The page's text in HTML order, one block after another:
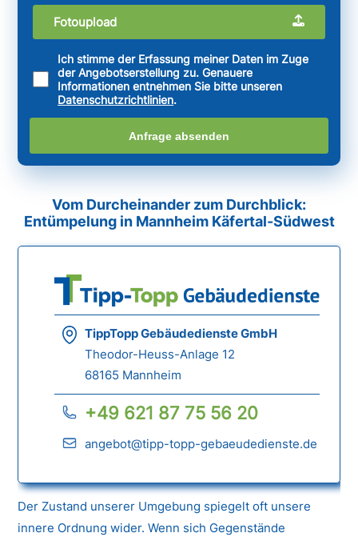
Fotoupload
Ich stimme der Erfassung meiner Daten im Zuge
der Angebotserstellung zu. Genauere
Informationen entnehmen Sie bitte unseren
Datenschutzrichtlinien.
Anfrage absenden
Vom Durcheinander zum Durchblick:
Entümpelung in Mannheim Käfertal-Südwest
TippTopp Gebäudedienste GmbH
Theodor-Heuss-Anlage 12
68165 Mannheim
+49 621 87 75 56 20
angebot@tipp-topp-gebaeudedienste.de
Der Zustand unserer Umgebung spiegelt oft unsere
innere Ordnung wider. Wenn sich Gegenstände